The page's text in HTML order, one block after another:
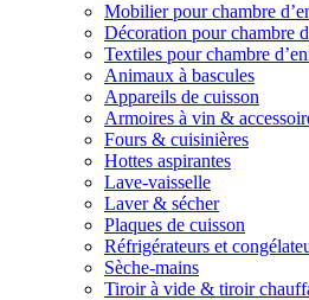
Mobilier pour chambre
Décoration pour chambre
Textiles pour chambre
Animaux à bascules
Appareils de cuisson
Armoires à vin &
Fours & cuisinières
Hottes aspirantes
Lave-vaisselle
Laver & sécher
Plaques de cuisson
Réfrigérateurs et
Sèche-mains
Tiroir à vide & tiroir